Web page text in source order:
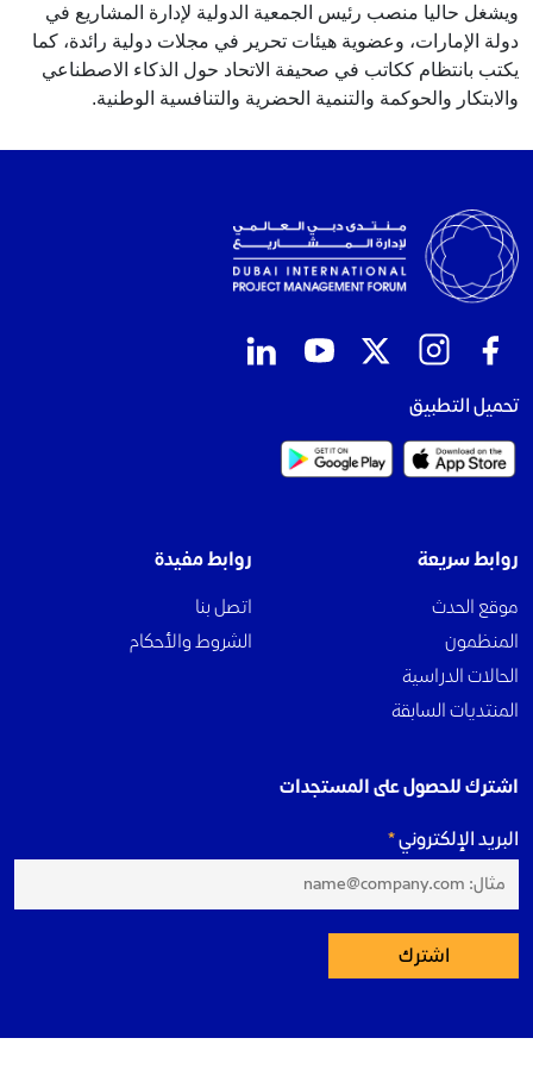
ويشغل حاليا منصب رئيس الجمعية الدولية لإدارة المشاريع في
دولة الإمارات، وعضوية هيئات تحرير في مجلات دولية رائدة، كما
يكتب بانتظام ككاتب في صحيفة الاتحاد حول الذكاء الاصطناعي
والابتكار والحوكمة والتنمية الحضرية والتنافسية الوطنية.
تحميل التطبيق
روابط سريعة
موقع الحدث
المنظمون
الحالات الدراسية
المنتديات السابقة
روابط مفيدة
اتصل بنا
الشروط والأحكام
اشترك للحصول على المستجدات
البريد الإلكتروني
اشترك